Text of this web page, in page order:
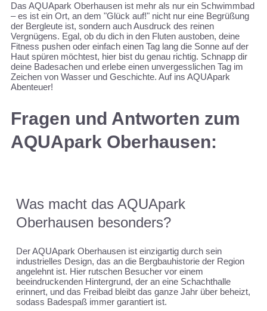
Das AQUApark Oberhausen ist mehr als nur ein Schwimmbad
– es ist ein Ort, an dem "Glück auf!" nicht nur eine Begrüßung
der Bergleute ist, sondern auch Ausdruck des reinen
Vergnügens. Egal, ob du dich in den Fluten austoben, deine
Fitness pushen oder einfach einen Tag lang die Sonne auf der
Haut spüren möchtest, hier bist du genau richtig. Schnapp dir
deine Badesachen und erlebe einen unvergesslichen Tag im
Zeichen von Wasser und Geschichte. Auf ins AQUApark
Abenteuer!
Fragen und Antworten zum
AQUApark Oberhausen:
Was macht das AQUApark
Oberhausen besonders?
Der AQUApark Oberhausen ist einzigartig durch sein
industrielles Design, das an die Bergbauhistorie der Region
angelehnt ist. Hier rutschen Besucher vor einem
beeindruckenden Hintergrund, der an eine Schachthalle
erinnert, und das Freibad bleibt das ganze Jahr über beheizt,
sodass Badespaß immer garantiert ist.